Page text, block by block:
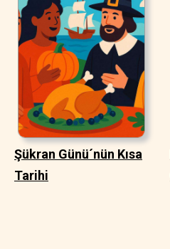
Şükran Günü´nün Kısa
Tarihi